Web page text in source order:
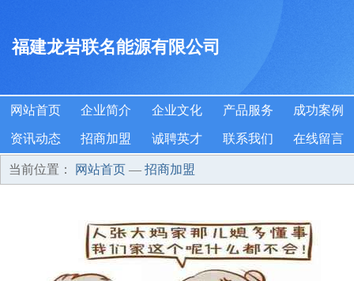
福建龙岩联名能源有限公司
网站首页 企业简介 企业文化 产品服务 成功案例
资讯动态 招商加盟 诚聘英才 联系我们 在线留言
当前位置： 网站首页 — 招商加盟